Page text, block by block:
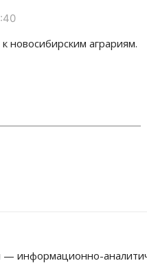
новосибирским аграриям.
— информационно-